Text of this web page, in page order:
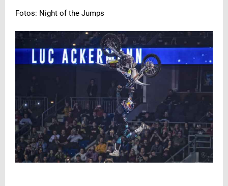
Fotos: Night of the Jumps